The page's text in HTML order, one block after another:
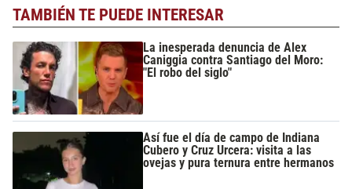
TAMBIÉN TE PUEDE INTERESAR
La inesperada denuncia de Alex
Caniggia contra Santiago del Moro:
"El robo del siglo"
Así fue el día de campo de Indiana
Cubero y Cruz Urcera: visita a las
ovejas y pura ternura entre hermanos